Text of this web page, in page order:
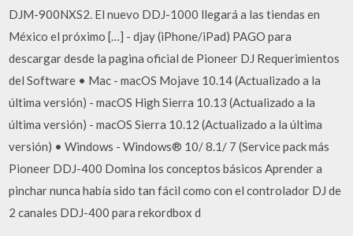
DJM-900NXS2. El nuevo DDJ-1000 llegará a las tiendas en
México el próximo […] - djay (iPhone/iPad) PAGO para
descargar desde la pagina oficial de Pioneer DJ Requerimientos
del Software • Mac - macOS Mojave 10.14 (Actualizado a la
última versión) - macOS High Sierra 10.13 (Actualizado a la
última versión) - macOS Sierra 10.12 (Actualizado a la última
versión) • Windows - Windows® 10/ 8.1/ 7 (Service pack más
Pioneer DDJ-400 Domina los conceptos básicos Aprender a
pinchar nunca había sido tan fácil como con el controlador DJ de
2 canales DDJ-400 para rekordbox d